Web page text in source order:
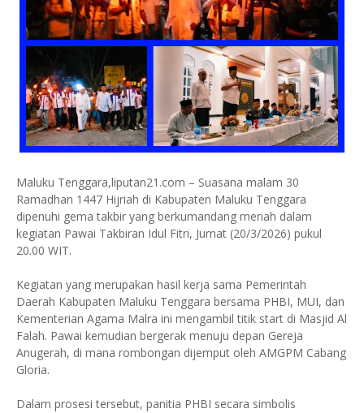
Maluku Tenggara,liputan21.com – Suasana malam 30
Ramadhan 1447 Hijriah di Kabupaten Maluku Tenggara
dipenuhi gema takbir yang berkumandang meriah dalam
kegiatan Pawai Takbiran Idul Fitri, Jumat (20/3/2026) pukul
20.00 WIT.
Kegiatan yang merupakan hasil kerja sama Pemerintah
Daerah Kabupaten Maluku Tenggara bersama PHBI, MUI, dan
Kementerian Agama Malra ini mengambil titik start di Masjid Al
Falah. Pawai kemudian bergerak menuju depan Gereja
Anugerah, di mana rombongan dijemput oleh AMGPM Cabang
Gloria.
Dalam prosesi tersebut, panitia PHBI secara simbolis